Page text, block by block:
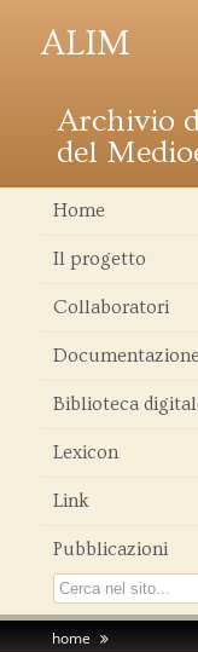
ALIM
Archivio
del
Home
Il progetto
Collaboratori
Biblioteca
Lexicon
Link
Pubblicazioni
home